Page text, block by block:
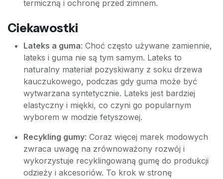
termiczną i ochronę przed zimnem.
Ciekawostki
Lateks a guma: Choć często używane zamiennie,
lateks i guma nie są tym samym. Lateks to
naturalny materiał pozyskiwany z soku drzewa
kauczukowego, podczas gdy guma może być
wytwarzana syntetycznie. Lateks jest bardziej
elastyczny i miękki, co czyni go popularnym
wyborem w modzie fetyszowej.
Recykling gumy: Coraz więcej marek modowych
zwraca uwagę na zrównoważony rozwój i
wykorzystuje recyklingowaną gumę do produkcji
odzieży i akcesoriów. To krok w stronę